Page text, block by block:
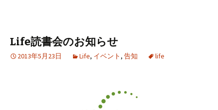
Life読書会のお知らせ
2013年5月23日 Life, イベント , 告知 life